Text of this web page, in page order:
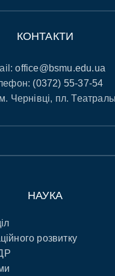
КОНТАКТИ
office@bsmu.edu.ua
(0372) 55-37-54
Чернівці, пл.
НАУКА
розвитку